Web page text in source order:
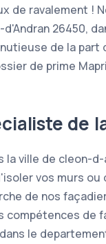
de ravalement !
26450,
de la
de prime
de
la ville de cleon-
vos murs ou
de nos
compétences de
le